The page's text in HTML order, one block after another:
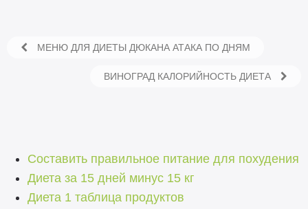
МЕНЮ ДЛЯ ДИЕТЫ ДЮКАНА АТАКА ПО ДНЯМ
ВИНОГРАД КАЛОРИЙНОСТЬ ДИЕТА
Составить правильное питание для похудения
Диета за 15 дней минус 15 кг
Диета 1 таблица продуктов